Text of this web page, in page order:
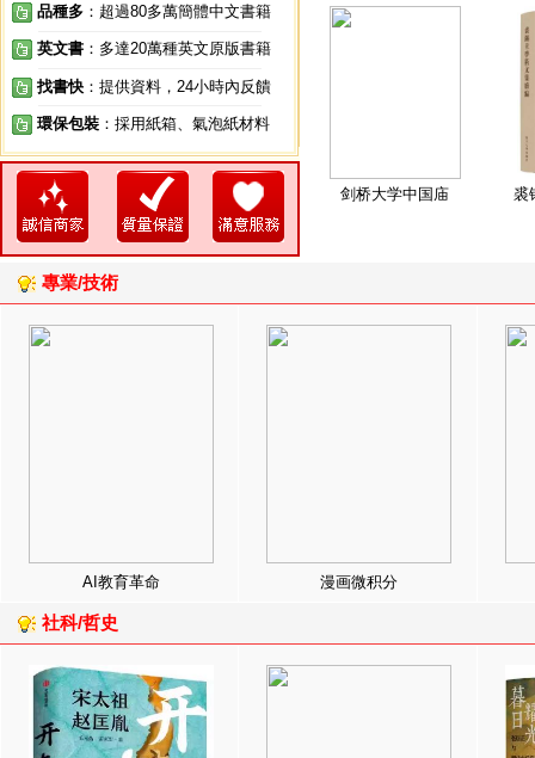
品種多 ：超過80多萬簡體中文書籍
英文書 ：多達20萬種英文原版書籍
找書快 ：提供資料，24小時內反饋
環保包裝 ：採用紙箱、氣泡紙材料
剑桥大学中国庙 裘
專業/技術
AI教育革命 漫画微积分
社科/哲史